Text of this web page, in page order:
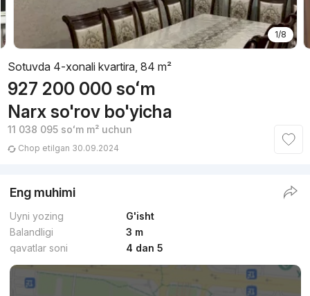
1/8
Sotuvda 4-xonali kvartira, 84 m²
927 200 000 soʻm
Narx so'rov bo'yicha
11 038 095 soʻmm² uchun
Chop etilgan 30.09.2024
Eng muhimi
Uyni yozing
G'isht
Balandligi
3 m
qavatlar soni
4 dan 5